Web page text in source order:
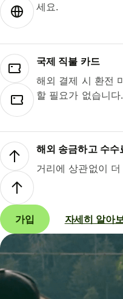
세요.
국제 직불 카드
해외 결제 시 환전
할 필요가 없습니다.
해외 송금하고 수수
거리에 상관없이
가입 자세히 알아